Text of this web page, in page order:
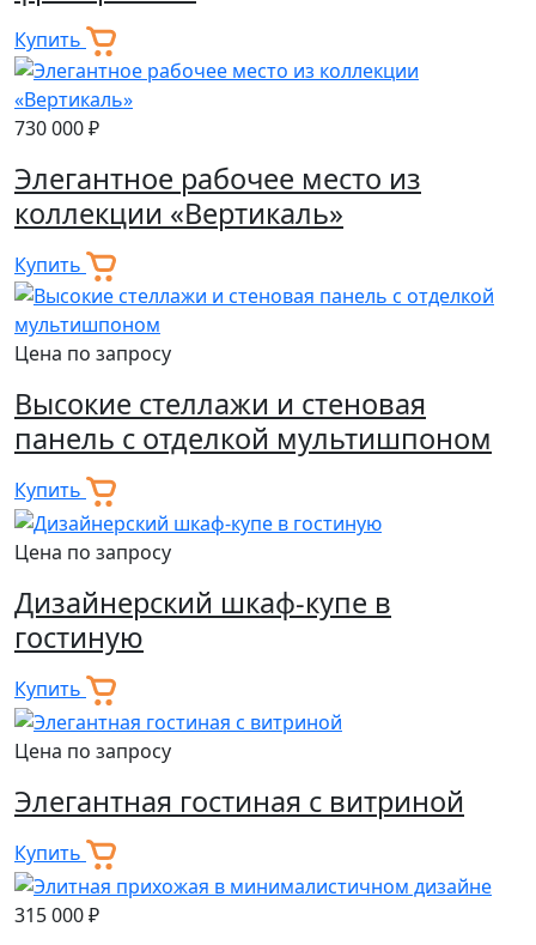
Купить
730 000 ₽
Элегантное рабочее место из
коллекции «Вертикаль»
Купить
Цена по запросу
Высокие стеллажи и стеновая
панель с отделкой мультишпоном
Купить
Цена по запросу
Дизайнерский шкаф-купе в
гостиную
Купить
Цена по запросу
Элегантная гостиная с витриной
Купить
315 000 ₽